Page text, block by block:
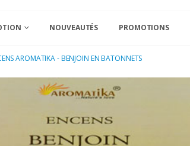
NOUVEAUTÉS PROMOTIONS
AROMATIKA - BENJOIN EN BATONNETS